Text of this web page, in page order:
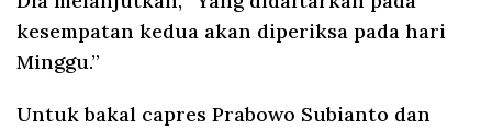
kesempatan kedua akan diperiksa pada hari
Minggu.”
Untuk bakal capres Prabowo Subianto dan